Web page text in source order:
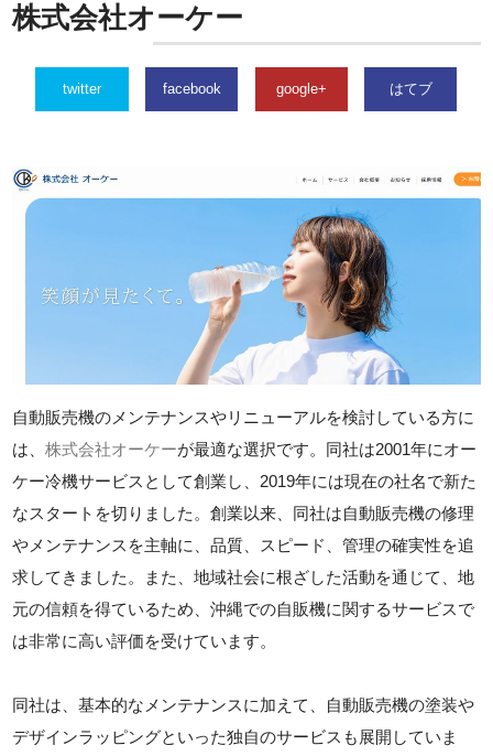
株式会社オーケー
twitter facebook google+ はてブ
自動販売機のメンテナンスやリニューアルを検討している方に
は、株式会社オーケーが最適な選択です。同社は2001年にオー
ケー冷機サービスとして創業し、2019年には現在の社名で新た
なスタートを切りました。創業以来、同社は自動販売機の修理
やメンテナンスを主軸に、品質、スピード、管理の確実性を追
求してきました。また、地域社会に根ざした活動を通じて、地
元の信頼を得ているため、沖縄での自販機に関するサービスで
は非常に高い評価を受けています。
同社は、基本的なメンテナンスに加えて、自動販売機の塗装や
デザインラッピングといった独自のサービスも展開していま